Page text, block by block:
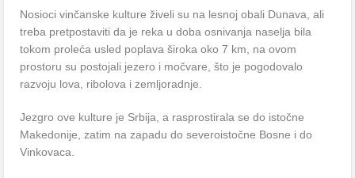
Nosioci vinčanske kulture živeli su na lesnoj obali Dunava, ali
treba pretpostaviti da je reka u doba osnivanja naselja bila
tokom proleća usled poplava široka oko 7 km, na ovom
prostoru su postojali jezero i močvare, što je pogodovalo
razvoju lova, ribolova i zemljoradnje.
Jezgro ove kulture je Srbija, a rasprostirala se do istočne
Makedonije, zatim na zapadu do severoistočne Bosne i do
Vinkovaca.